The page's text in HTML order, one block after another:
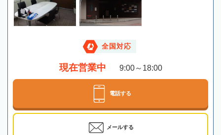
全国対応
現在営業中 9:00～18:00
電話する
メールする